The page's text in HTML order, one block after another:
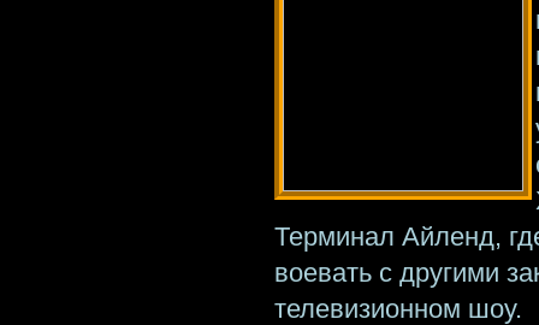
Терминал Айленд,
воевать с другими
телевизионном шоу.